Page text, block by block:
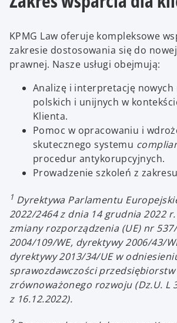
KPMG Law oferuje kompleksowe
zakresie dostosowania się do
prawnej. Nasze usługi obejmują:
Analizę i interpretację nowych
polskich i unijnych w
Klienta.
Pomoc w opracowaniu i
skutecznego systemu
procedur antykorupcyjnych.
Prowadzenie szkoleń z
1 Dyrektywa Parlamentu
2022/2464 z dnia 14 grudnia 2022
zmiany rozporządzenia (UE) nr
2004/109/WE, dyrektywy 2006/43/
dyrektywy 2013/34/UE w
sprawozdawczości przedsiębiorstw
zrównoważonego rozwoju (Dz.U. L
z 16.12.2022).